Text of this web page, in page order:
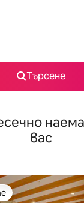
Търсене
вас